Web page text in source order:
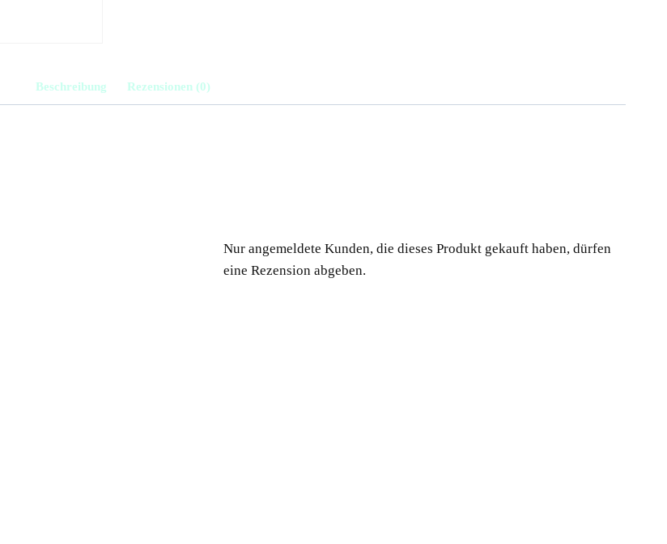
Beschreibung Rezensionen (0)
Nur angemeldete Kunden, die dieses Produkt gekauft haben, dürfen
eine Rezension abgeben.